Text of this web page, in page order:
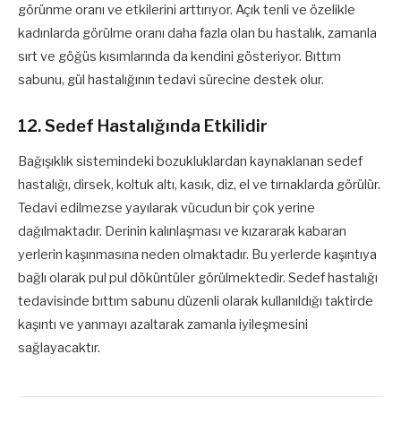
görünme oranı ve etkilerini arttırıyor. Açık tenli ve özelikle
kadınlarda görülme oranı daha fazla olan bu hastalık, zamanla
sırt ve göğüs kısımlarında da kendini gösteriyor. Bıttım
sabunu, gül hastalığının tedavi sürecine destek olur.
12. Sedef Hastalığında Etkilidir
Bağışıklık sistemindeki bozukluklardan kaynaklanan sedef
hastalığı, dirsek, koltuk altı, kasık, diz, el ve tırnaklarda görülür.
Tedavi edilmezse yayılarak vücudun bir çok yerine
dağılmaktadır. Derinin kalınlaşması ve kızararak kabaran
yerlerin kaşınmasına neden olmaktadır. Bu yerlerde kaşıntıya
bağlı olarak pul pul döküntüler görülmektedir. Sedef hastalığı
tedavisinde bıttım sabunu düzenli olarak kullanıldığı taktirde
kaşıntı ve yanmayı azaltarak zamanla iyileşmesini
sağlayacaktır.